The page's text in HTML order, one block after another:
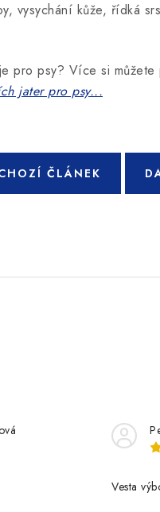
vysychání kůže, řídká
psy? Více si můžete
jater pro psy...
ČLÁNEK
Vesta